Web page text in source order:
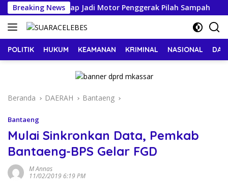
Langsung
ke
konten
Breaking News
Wali kota, Siap Jadi Motor Penggerak Pilah Sampah
POLITIK HUKUM KEAMANAN KRIMINAL NASIONAL
Beranda DAERAH Bantaeng
Bantaeng
Mulai Sinkronkan Data, Pemkab
Bantaeng-BPS Gelar FGD
M Annas
11/02/2019 6:19 PM